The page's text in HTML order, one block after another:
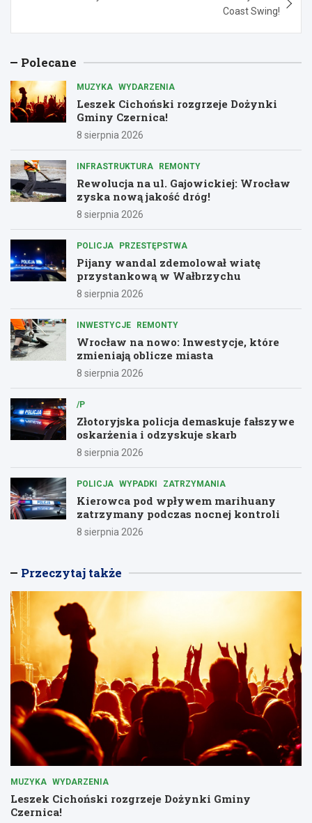
Coast Swing!
Polecane
MUZYKA WYDARZENIA
Leszek Cichoński rozgrzeje Dożynki
Gminy Czernica!
8 sierpnia 2026
INFRASTRUKTURA REMONTY
Rewolucja na ul. Gajowickiej: Wrocław
zyska nową jakość dróg!
8 sierpnia 2026
POLICJA PRZESTĘPSTWA
Pijany wandal zdemolował wiatę
przystankową w Wałbrzychu
8 sierpnia 2026
INWESTYCJE REMONTY
Wrocław na nowo: Inwestycje, które
zmieniają oblicze miasta
8 sierpnia 2026
/P
Złotoryjska policja demaskuje fałszywe
oskarżenia i odzyskuje skarb
8 sierpnia 2026
POLICJA WYPADKI ZATRZYMANIA
Kierowca pod wpływem marihuany
zatrzymany podczas nocnej kontroli
8 sierpnia 2026
Przeczytaj także
MUZYKA WYDARZENIA
Leszek Cichoński rozgrzeje Dożynki Gminy
Czernica!